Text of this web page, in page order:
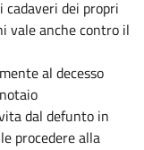
dei propri
vale anche contro il
al decesso
dal defunto in
procedere alla